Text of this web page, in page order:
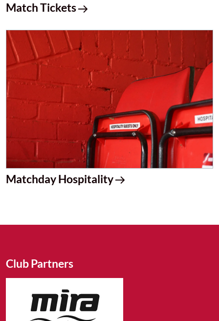
Match Tickets
Matchday Hospitality
Club Partners